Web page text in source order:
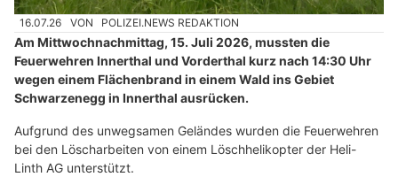
16.07.26 VON POLIZEI.NEWS REDAKTION
Am Mittwochnachmittag, 15. Juli 2026, mussten die
Feuerwehren Innerthal und Vorderthal kurz nach 14:30 Uhr
wegen einem Flächenbrand in einem Wald ins Gebiet
Schwarzenegg in Innerthal ausrücken.
Aufgrund des unwegsamen Geländes wurden die Feuerwehren
bei den Löscharbeiten von einem Löschhelikopter der Heli-
Linth AG unterstützt.